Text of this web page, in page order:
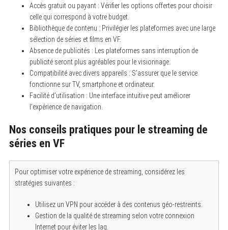
Accès gratuit ou payant : Vérifier les options offertes pour choisir
celle qui correspond à votre budget.
Bibliothèque de contenu : Privilégier les plateformes avec une large
sélection de séries et films en VF.
Absence de publicités : Les plateformes sans interruption de
publicité seront plus agréables pour le visionnage.
Compatibilité avec divers appareils : S’assurer que le service
fonctionne sur TV, smartphone et ordinateur.
Facilité d’utilisation : Une interface intuitive peut améliorer
l’expérience de navigation.
Nos conseils pratiques pour le streaming de
séries en VF
Pour optimiser votre expérience de streaming, considérez les
stratégies suivantes :
Utilisez un VPN pour accéder à des contenus géo-restreints.
Gestion de la qualité de streaming selon votre connexion
Internet pour éviter les lag.